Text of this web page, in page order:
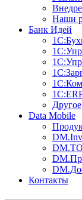
Наши
Банк Идей
Другое
Data Mobile
Контакты